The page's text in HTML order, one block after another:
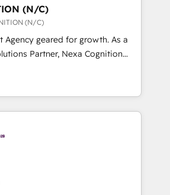
for businesses who want
passionate about APAC
the world in technology, agility
from CRM & Marketing
Dynamics, Pipedrive,
customers, manage their
processes, and how they
(N/C)
(N/C)
geared for growth. As a
Partner, Nexa Cognition
of global HubSpot Partners and
longest-standing partners since
businesses to harness the full
by combining strategic
solutions tailored to drive
Our
in CRM implementation,